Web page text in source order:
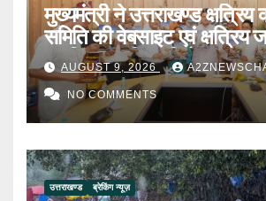
मुख्यमंत्री ने उत्तराखण्ड क्षत्रिय
समिति की वेबसाइट एवं क्षत्रिय
स्मारिका का किया विमोचन
AUGUST 9, 2026
NO COMMENTS
उत्तराखण्ड ब्रेकिंग न्यूज़